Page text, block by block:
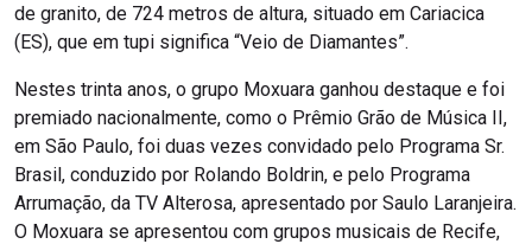
de granito, de 724 metros de altura, situado em Cariacica
(ES), que em tupi significa “Veio de Diamantes”.
Nestes trinta anos, o grupo Moxuara ganhou destaque e foi
premiado nacionalmente, como o Prêmio Grão de Música II,
em São Paulo, foi duas vezes convidado pelo Programa Sr.
Brasil, conduzido por Rolando Boldrin, e pelo Programa
Arrumação, da TV Alterosa, apresentado por Saulo Laranjeira.
O Moxuara se apresentou com grupos musicais de Recife,